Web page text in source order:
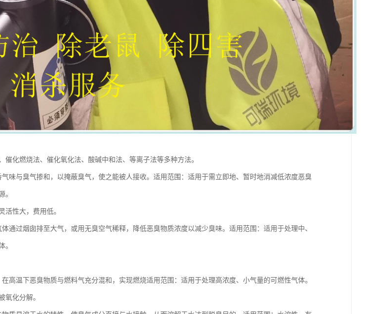
催化燃烧法、催化氧化法、酸碱中和法、等离子法等多种方法。
味与臭气掺和，以掩蔽臭气，使之能被人接收。适用范围：适用于需立即地、暂时地消减低浓度恶臭
。
活性大，费用低。
通过烟囱排至大气，或用无臭空气稀释，降低恶臭物质浓度以减少臭味。适用范围：适用于处理中、
。
高温下恶臭物质与燃料气充分混和，实现燃烧适用范围：适用于处理高浓度、小气量的可燃性气体。
氧化分解。